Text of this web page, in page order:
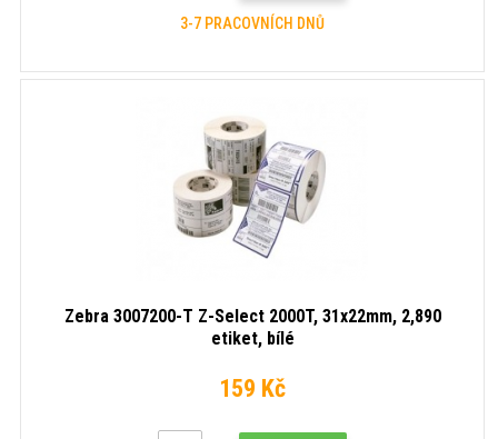
3-7 PRACOVNÍCH DNŮ
Zebra 3007200-T Z-Select 2000T, 31x22mm, 2,890
etiket, bílé
159 Kč